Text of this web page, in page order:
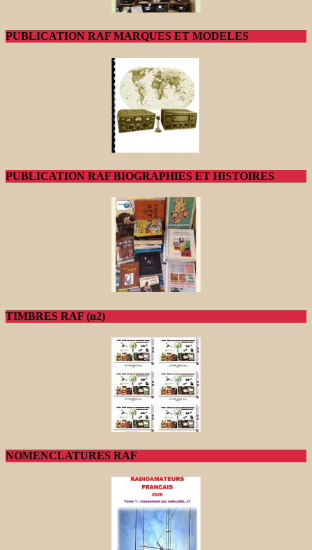
PUBLICATION RAF MARQUES ET MODELES
PUBLICATION RAF BIOGRAPHIES ET HISTOIRES
TIMBRES RAF (n2)
NOMENCLATURES RAF